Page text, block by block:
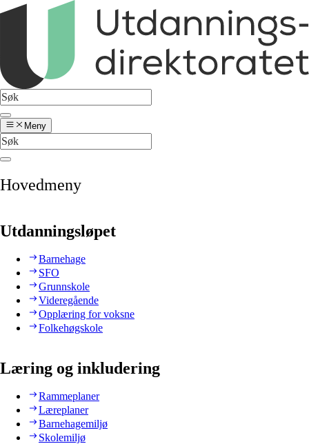
Meny
Hovedmeny
Utdanningsløpet
Barnehage
SFO
Grunnskole
Videregående
Opplæring for voksne
Folkehøgskole
Læring og inkludering
Rammeplaner
Læreplaner
Barnehagemiljø
Skolemiljø